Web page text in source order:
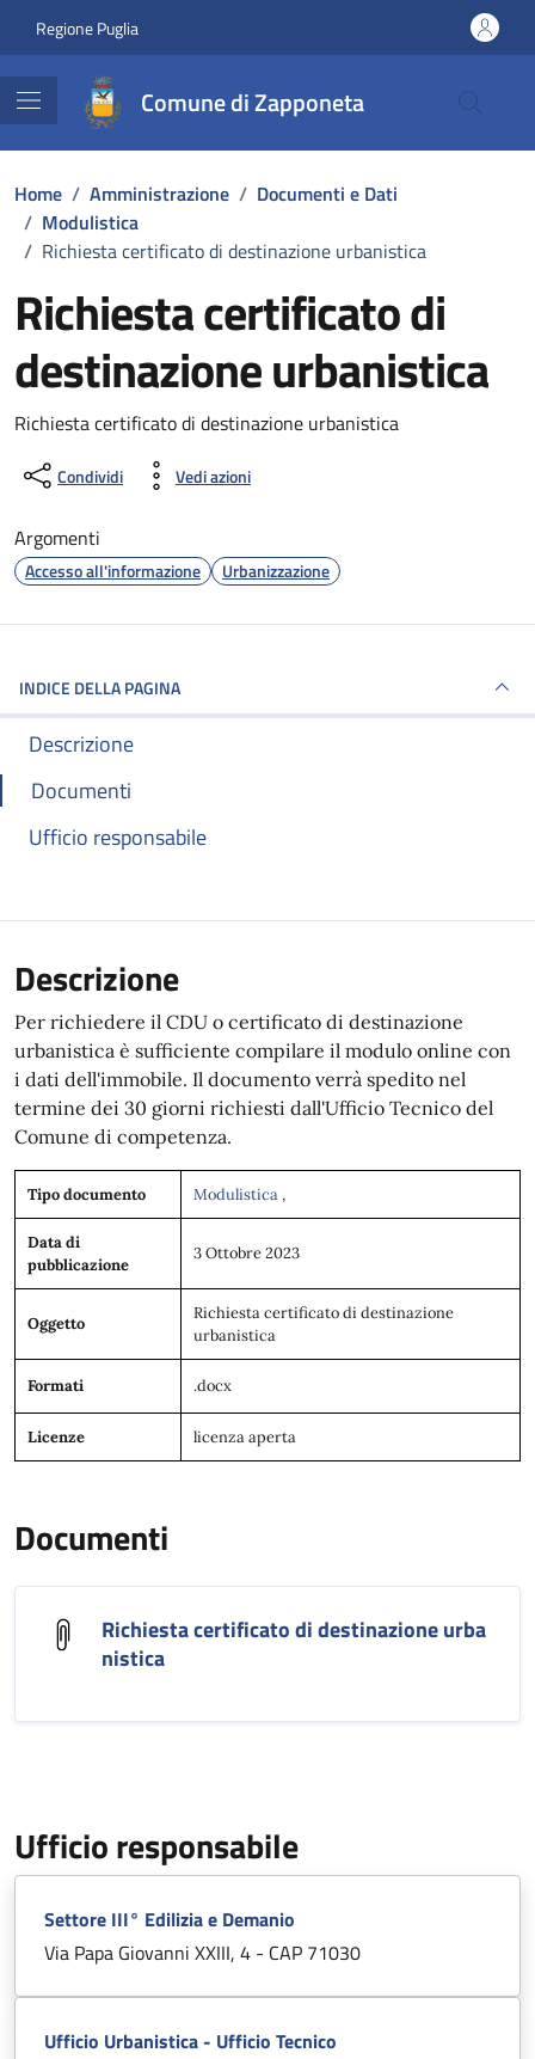
Regione Puglia
Comune di Zapponeta
Home / Amministrazione / Documenti e Dati
/ Modulistica
/ Richiesta certificato di destinazione urbanistica
Richiesta certificato di
destinazione urbanistica
Dettagli del documento
Richiesta certificato di destinazione urbanistica
Condividi Vedi azioni
Argomenti
Accesso all'informazione Urbanizzazione
INDICE DELLA PAGINA
Descrizione
Documenti
Ufficio responsabile
Descrizione
Per richiedere il CDU o certificato di destinazione
urbanistica è sufficiente compilare il modulo online con
i dati dell'immobile. Il documento verrà spedito nel
termine dei 30 giorni richiesti dall'Ufficio Tecnico del
Comune di competenza.
Tipo documento Modulistica ,
Data di
pubblicazione
3 Ottobre 2023
Oggetto
Richiesta certificato di destinazione
urbanistica
Formati .docx
Licenze licenza aperta
Documenti
Richiesta certificato di destinazione urba
nistica
Ufficio responsabile
Settore III° Edilizia e Demanio
Via Papa Giovanni XXIII, 4 - CAP 71030
Ufficio Urbanistica - Ufficio Tecnico